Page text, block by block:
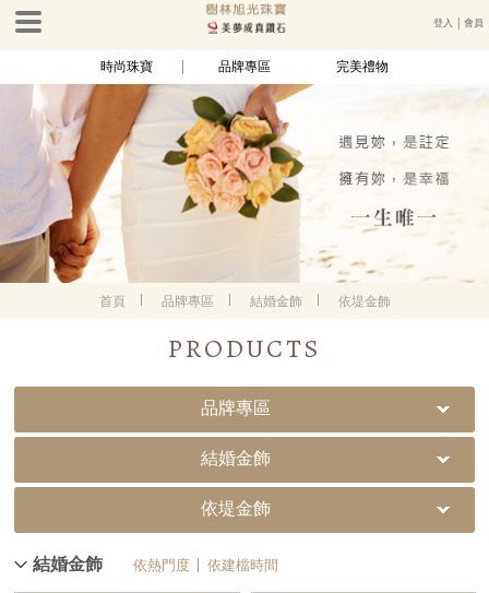
登入 │會員
時尚珠寶 品牌專區 完美禮物
首頁 品牌專區 結婚金飾 依堤金飾
PRODUCTS
品牌專區
結婚金飾
依堤金飾
結婚金飾 依熱門度 依建檔時間